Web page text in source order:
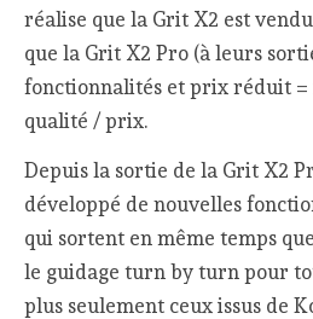
réalise que la Grit X2 est
que la Grit X2 Pro (à leurs
fonctionnalités et prix réduit
qualité / prix.
Depuis la sortie de la Grit X2
développé de nouvelles
qui sortent en même temps
le guidage turn by turn pour
plus seulement ceux issus de